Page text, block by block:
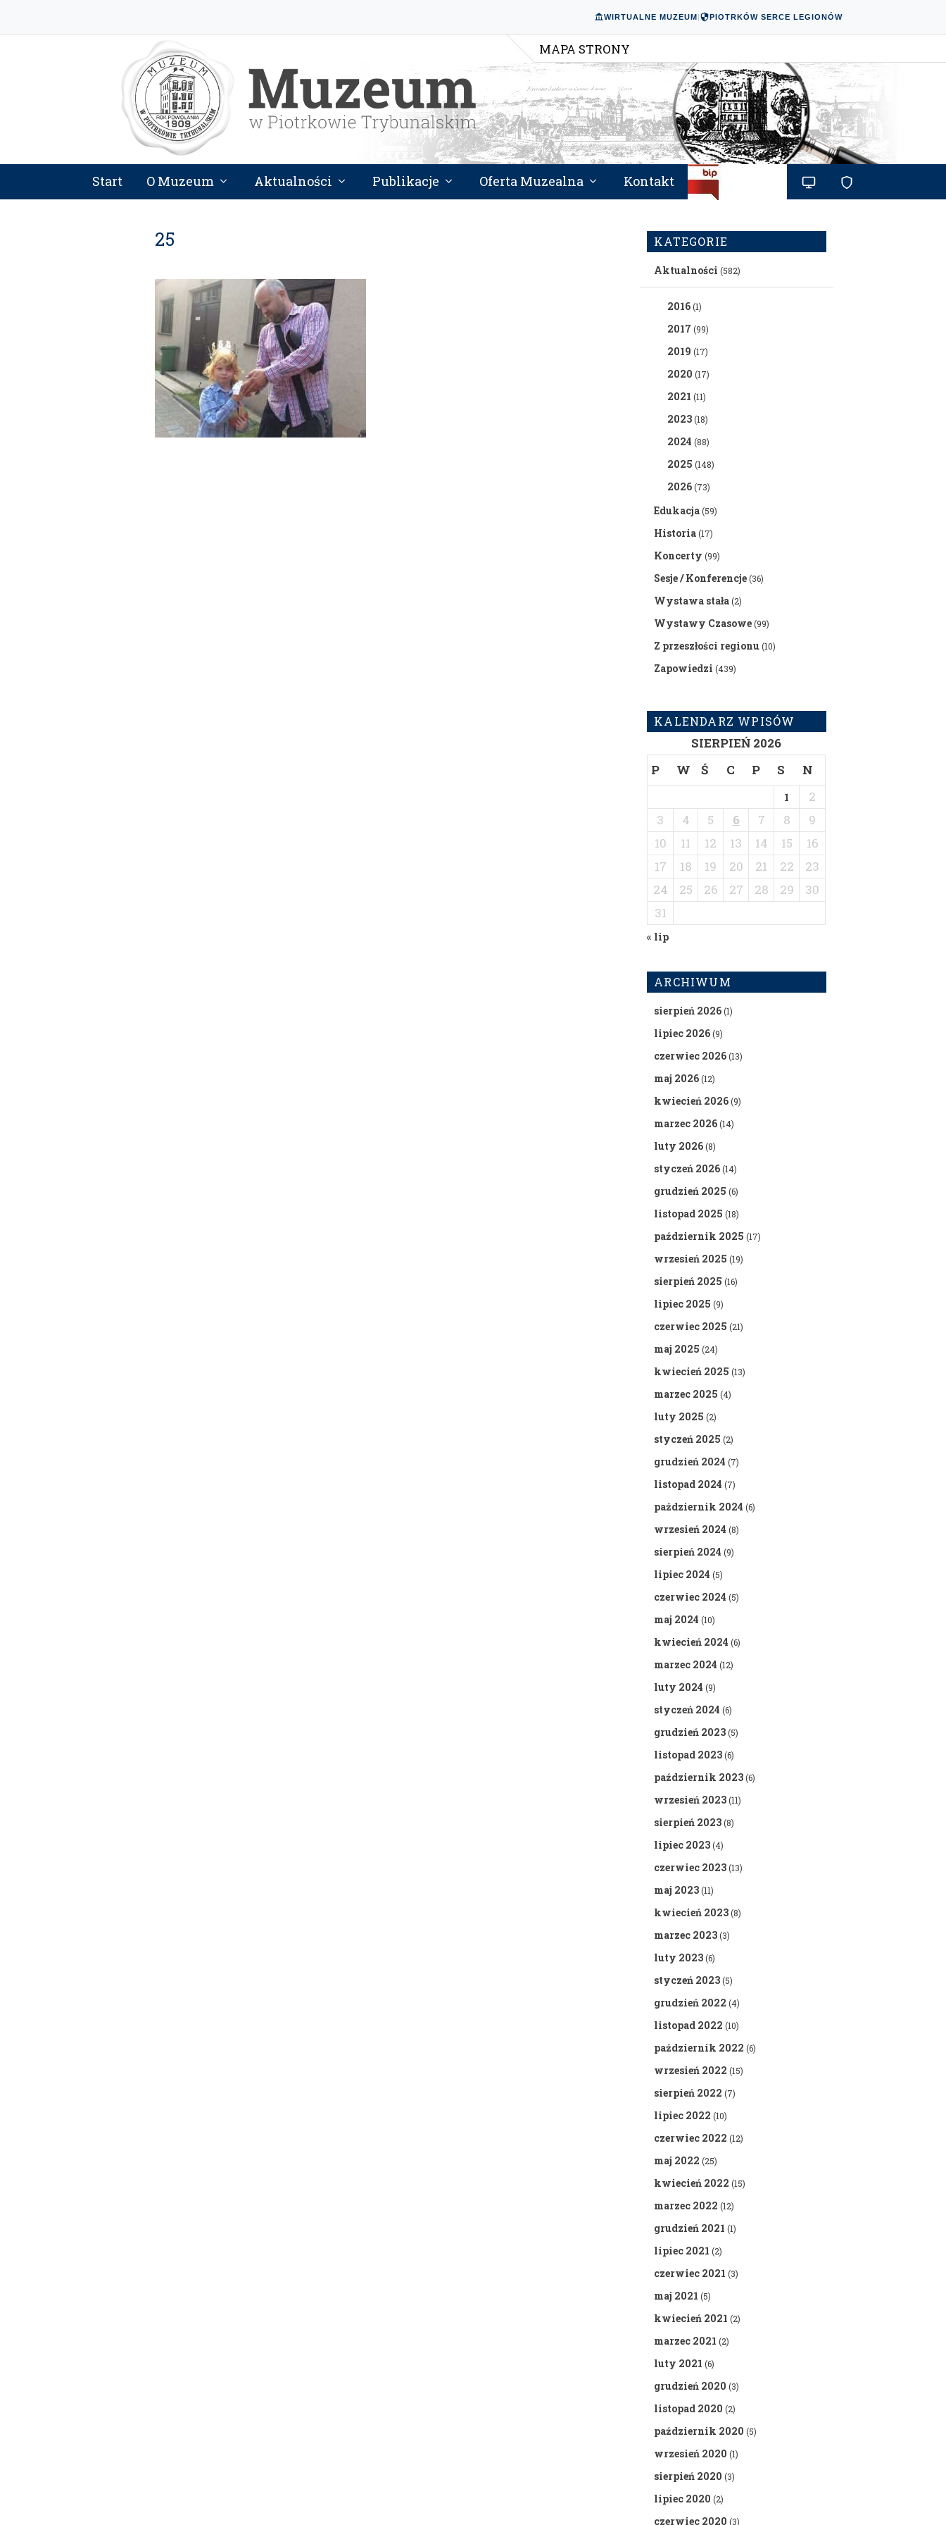
WIRTUALNE MUZEUM| PIOTRKÓW SERCE LEGIONÓW
MAPA STRONY
Start O Muzeum Aktualności Publikacje Oferta Muzealna Kontakt
25 KATEGORIE
Aktualności (582)
2016(1)
2017 (99)
2019 (17)
2020 (17)
2021 (11)
2023(18)
2024 (88)
2025 (148)
2026(73)
Edukacja(59)
Historia(17)
Koncerty (99)
Sesje / Konferencje(36)
Wystawa stała(2)
Wystawy Czasowe(99)
Z przeszłości regionu(10)
Zapowiedzi (439)
KALENDARZ WPISÓW
SIERPIEŃ 2026
P
W Ś C P S N
1
2
3
4 5 6 7 8
9
10
11 12 13 14 15
16
17
18 19 20 21 22
23
24
25 26 27 28 29
30
31
« lip
ARCHIWUM
sierpień 2026(1)
lipiec 2026(9)
czerwiec 2026(13)
maj 2026(12)
kwiecień 2026(9)
marzec 2026(14)
luty 2026(8)
styczeń 2026(14)
grudzień 2025 (6)
listopad 2025 (18)
październik 2025 (17)
wrzesień 2025 (19)
sierpień 2025 (16)
lipiec 2025 (9)
czerwiec 2025 (21)
maj 2025 (24)
kwiecień 2025 (13)
marzec 2025 (4)
luty 2025 (2)
styczeń 2025 (2)
grudzień 2024 (7)
listopad 2024 (7)
październik 2024 (6)
wrzesień 2024 (8)
sierpień 2024 (9)
lipiec 2024 (5)
czerwiec 2024 (5)
maj 2024 (10)
kwiecień 2024 (6)
marzec 2024 (12)
luty 2024 (9)
styczeń 2024 (6)
grudzień 2023(5)
listopad 2023(6)
październik 2023(6)
wrzesień 2023(11)
sierpień 2023(8)
lipiec 2023(4)
czerwiec 2023(13)
maj 2023(11)
kwiecień 2023(8)
marzec 2023(3)
luty 2023(6)
styczeń 2023(5)
grudzień 2022 (4)
listopad 2022 (10)
październik 2022 (6)
wrzesień 2022 (15)
sierpień 2022 (7)
lipiec 2022 (10)
czerwiec 2022 (12)
maj 2022 (25)
kwiecień 2022 (15)
marzec 2022 (12)
grudzień 2021 (1)
lipiec 2021 (2)
czerwiec 2021 (3)
maj 2021 (5)
kwiecień 2021 (2)
marzec 2021 (2)
luty 2021 (6)
grudzień 2020 (3)
listopad 2020 (2)
październik 2020 (5)
wrzesień 2020 (1)
sierpień 2020 (3)
lipiec 2020 (2)
czerwiec 2020 (3)